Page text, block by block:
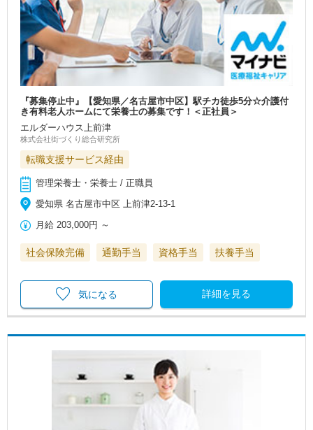
『募集停止中』【愛知県／名古屋市中区】駅チカ徒歩5分☆介護付
き有料老人ホームにて栄養士の募集です！＜正社員＞
エルダーハウス上前津
株式会社街づくり総合研究所
転職支援サービス経由
管理栄養士・栄養士 / 正職員
愛知県 名古屋市中区 上前津2-13-1
月給 203,000円 ～
社会保険完備 通勤手当 資格手当 扶養手当
詳細を見る
気になる